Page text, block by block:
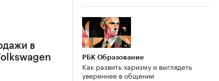
в
РБК Образование
Как развить харизму и выглядеть
увереннее в общении